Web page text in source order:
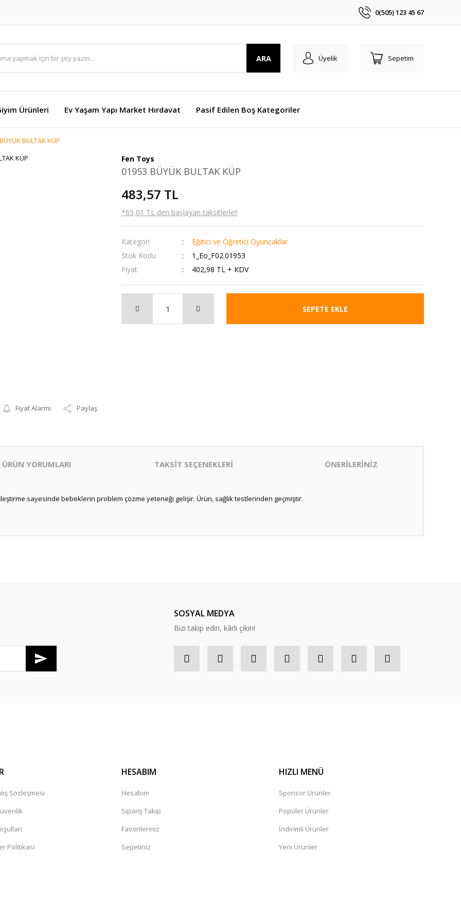
0(505) 123 45 67
ARA Üyelik Sepetim
Ürünleri Ev Yaşam Yapı Market Hırdavat Pasif Edilen Boş Kategoriler
BULTAK KÜP
Fiyat Alarmı Paylaş
Fen Toys
01953 BÜYÜK BULTAK KÜP
483,57 TL
*65,01 TL den başlayan taksitlerle!!
Kategori
Eğitici ve Öğretici Oyuncaklar
Stok Kodu
1_Eo_F02.01953
Fiyat
402,98 TL + KDV
SEPETE EKLE
ÜRÜN YORUMLARI TAKSİT SEÇENEKLERİ ÖNERİLERİNİZ
sayesinde bebeklerin problem çözme yeteneği gelişir. Ürün, sağlık testlerinden geçmiştir.
SOSYAL MEDYA
Bizi takip edin, kârlı çıkın!
Sözleşmesi
Politikası
HESABIM
Hesabım
Sipariş Takip
Favorileriniz
Sepetiniz
HIZLI MENÜ
Sponsor Ürünler
Popüler Ürünler
İndirimli Ürünler
Yeni Ürünler